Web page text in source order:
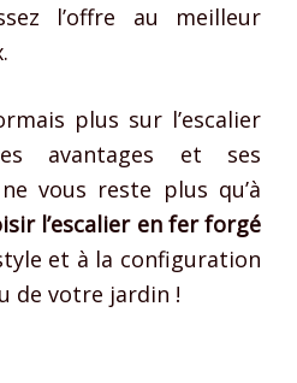
l’offre au meilleur
plus sur l’escalier
avantages et ses
vous reste plus qu’à
l’escalier en fer forgé
et à la configuration
de votre jardin !